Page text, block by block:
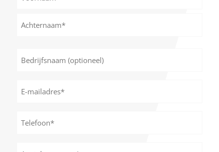
(optioneel)
mailadres